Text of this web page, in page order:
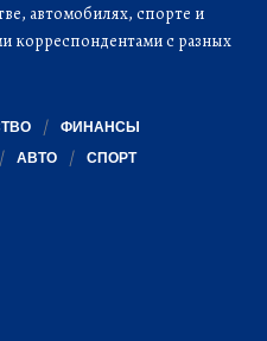
автомобилях, спорте и
корреспондентами с разных
ФИНАНСЫ
АВТО СПОРТ